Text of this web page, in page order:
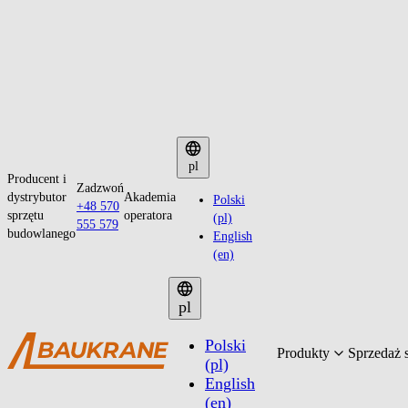
treści
Producent i
dystrybutor
sprzętu
budowlanego
Zadzwoń
+48 570
555 579
Akademia
operatora
pl
Polski
(pl)
English
(en)
pl
Polski
(pl)
English
(en)
Produkty Sprzedaż